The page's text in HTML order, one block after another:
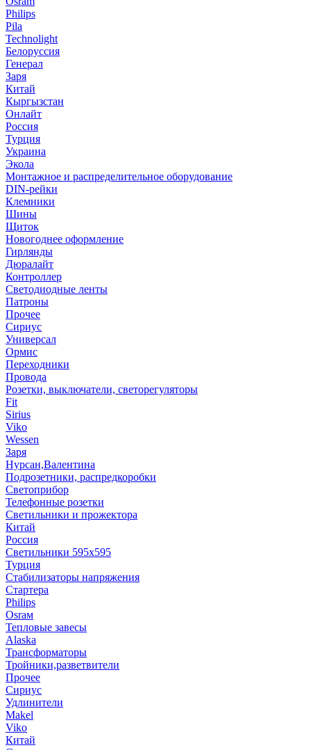
Philips
Pila
Technolight
Белоруссия
Генерал
Заря
Китай
Кыргызстан
Онлайт
Россия
Турция
Украина
Экола
Монтажное и распределительное оборудование
DIN-рейки
Клемники
Шины
Щиток
Новогоднее оформление
Гирлянды
Дюралайт
Контроллер
Светодиодные ленты
Патроны
Прочее
Сириус
Универсал
Ормис
Переходники
Провода
Розетки, выключатели, светорегуляторы
Fit
Sirius
Viko
Wessen
Заря
Нурсан,Валентина
Подрозетники, распредкоробки
Светоприбор
Телефонные розетки
Светильники и прожектора
Китай
Россия
Светильники 595х595
Турция
Стабилизаторы напряжения
Стартера
Philips
Оsrам
Тепловые завесы
Alaska
Трансформаторы
Тройники,разветвители
Прочее
Сириус
Удлинители
Makel
Viko
Китай